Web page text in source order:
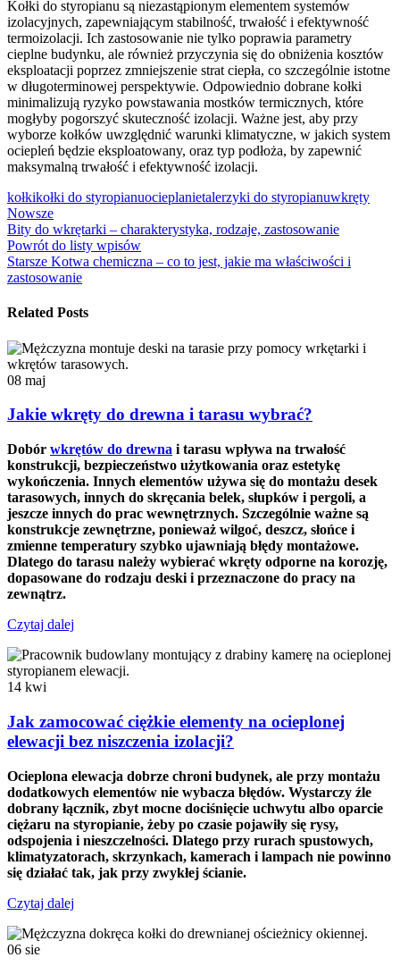
Kołki do styropianu są niezastąpionym elementem systemów
izolacyjnych, zapewniającym stabilność, trwałość i efektywność
termoizolacji. Ich zastosowanie nie tylko poprawia parametry
cieplne budynku, ale również przyczynia się do obniżenia kosztów
eksploatacji poprzez zmniejszenie strat ciepła, co szczególnie istotne
w długoterminowej perspektywie. Odpowiednio dobrane kołki
minimalizują ryzyko powstawania mostków termicznych, które
mogłyby pogorszyć skuteczność izolacji. Ważne jest, aby przy
wyborze kołków uwzględnić warunki klimatyczne, w jakich system
ociepleń będzie eksploatowany, oraz typ podłoża, by zapewnić
maksymalną trwałość i efektywność izolacji.
kołkikołki do styropianuocieplanietalerzyki do styropianuwkręty
Nowsze
Bity do wkrętarki – charakterystyka, rodzaje, zastosowanie
Powrót do listy wpisów
Starsze Kotwa chemiczna – co to jest, jakie ma właściwości i
zastosowanie
Related Posts
08 maj
Jakie wkręty do drewna i tarasu wybrać?
Dobór wkrętów do drewna i tarasu wpływa na trwałość
konstrukcji, bezpieczeństwo użytkowania oraz estetykę
wykończenia. Innych elementów używa się do montażu desek
tarasowych, innych do skręcania belek, słupków i pergoli, a
jeszcze innych do prac wewnętrznych. Szczególnie ważne są
konstrukcje zewnętrzne, ponieważ wilgoć, deszcz, słońce i
zmienne temperatury szybko ujawniają błędy montażowe.
Dlatego do tarasu należy wybierać wkręty odporne na korozję,
dopasowane do rodzaju deski i przeznaczone do pracy na
zewnątrz.
Czytaj dalej
14 kwi
Jak zamocować ciężkie elementy na ocieplonej
elewacji bez niszczenia izolacji?
Ocieplona elewacja dobrze chroni budynek, ale przy montażu
dodatkowych elementów nie wybacza błędów. Wystarczy źle
dobrany łącznik, zbyt mocne dociśnięcie uchwytu albo oparcie
ciężaru na styropianie, żeby po czasie pojawiły się rysy,
odspojenia i nieszczelności. Dlatego przy rurach spustowych,
klimatyzatorach, skrzynkach, kamerach i lampach nie powinno
się działać tak, jak przy zwykłej ścianie.
Czytaj dalej
06 sie